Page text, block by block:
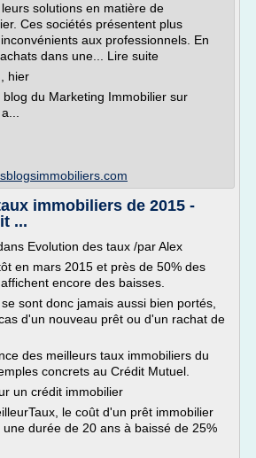
solutions en matière de
Ces sociétés présentent plus
aux professionnels. En
dans une... Lire suite
hier
du Marketing Immobilier sur
immobiliers de 2015 -
...
Evolution des taux /par Alex
en mars 2015 et près de 50% des
encore des baisses.
sont donc jamais aussi bien portés,
d'un nouveau prêt ou d'un rachat de
des meilleurs taux immobiliers du
concrets au Crédit Mutuel.
un crédit immobilier
le coût d'un prêt immobilier
durée de 20 ans à baissé de 25%